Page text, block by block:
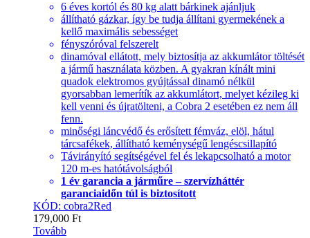
6 éves kortól és 80 kg alatt bárkinek ajánljuk
állítható gázkar, így be tudja állítani gyermekének a
kellő maximális sebességet
fényszóróval felszerelt
dinamóval ellátott, mely biztosítja az akkumlátor töltését
a jármű használata közben. A gyakran kínált mini
quadok elektromos gyújtással dinamó nélkül
gyorsabban lemerítík az akkumlátort, melyet kézileg ki
kell venni és újratölteni, a Cobra 2 esetében ez nem áll
fenn.
minőségi láncvédő és erősített fémváz, elöl, hátul
tárcsafékek, állítható keménységű lengéscsillapító
Távirányító segítségével fel és lekapcsolható a motor
120 m-es hatótávolságból
1 év garancia a járműre – szervízháttér
garanciaidőn túl is biztosított
KÓD: cobra2Red
179,000 Ft
Tovább